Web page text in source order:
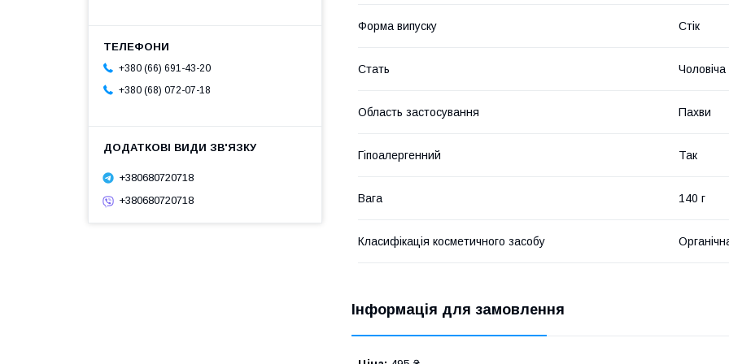
Форма випуску Стік
Стать Чоловіча
Область застосування Пахви
Гіпоалергенний Так
Вага 140 г
Класифікація косметичного засобу
Інформація для замовлення
+380 (66) 691-43-20
+380 (68) 072-07-18
+380680720718
+380680720718